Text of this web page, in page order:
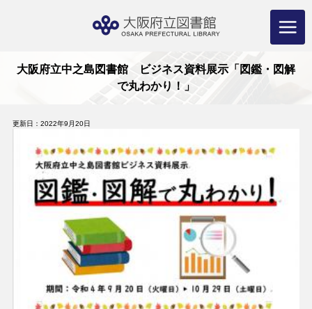
大阪府立中之島図書館 ビジネス資料展示「図鑑・図解
で丸わかり！」
更新日：2022年9月20日